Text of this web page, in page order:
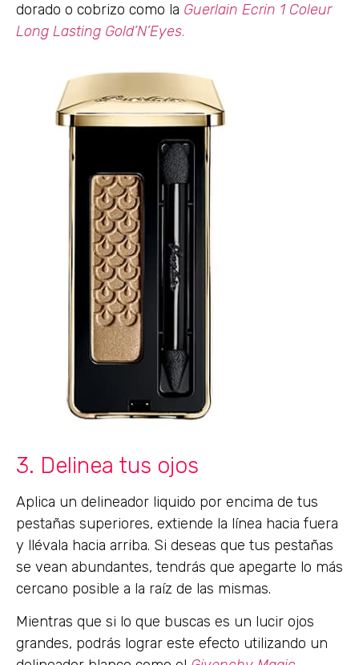
dorado o cobrizo como la Guerlain Ecrin 1 Coleur
Long Lasting Gold’N’Eyes.
3. Delinea tus ojos
Aplica un delineador liquido por encima de tus
pestañas superiores, extiende la línea hacia fuera
y llévala hacia arriba. Si deseas que tus pestañas
se vean abundantes, tendrás que apegarte lo más
cercano posible a la raíz de las mismas.
Mientras que si lo que buscas es un lucir ojos
grandes, podrás lograr este efecto utilizando un